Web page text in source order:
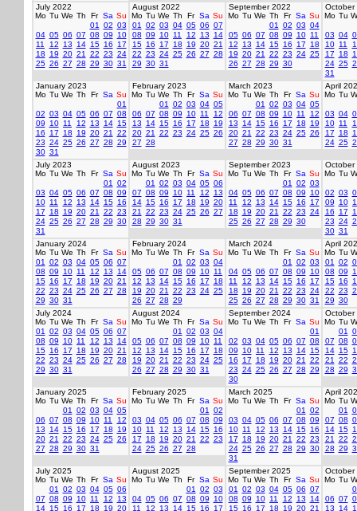
July 2022
Mo Tu We Th Fr Sa Su
01
02 03
04 05 06 07 08 09
10
11
12 13 14 15 16
17
18
19 20 21 22 23 24
25 26 27 28 29 30 31
August 2022
Mo Tu We Th Fr Sa Su
01
02 03 04 05 06 07
08 09 10 11 12 13
14
15 16 17 18 19 20 21
22 23 24 25 26 27 28
29 30 31
September 2022
Mo Tu We Th Fr Sa Su
01
02 03 04
05 06 07 08 09 10 11
12
13 14 15 16 17
18
19 20 21 22 23 24 25
26 27 28 29 30
October
Mo Tu
03 04
10 11
17
18
24 25
31
January 2023
Mo Tu We Th Fr Sa Su
01
02 03 04 05 06 07 08
09
10 11 12 13 14 15
16
17 18 19 20 21
22
23 24 25 26 27 28 29
30 31
February 2023
Mo Tu We Th Fr Sa Su
01
02 03 04 05
06 07 08 09 10 11
12
13
14 15 16 17 18
19
20 21 22 23 24 25 26
27 28
March 2023
Mo Tu We Th Fr Sa Su
01
02 03 04 05
06 07 08 09 10 11
12
13
14 15 16 17 18
19
20 21 22 23 24 25 26
27 28 29 30 31
April
Mo Tu
03 04
10 11
17
18
24 25
July 2023
Mo Tu We Th Fr Sa Su
01
02
03 04 05 06 07 08 09
10 11 12 13 14 15 16
17
18 19 20 21 22 23
24 25 26 27 28 29 30
31
August 2023
Mo Tu We Th Fr Sa Su
01
02 03 04 05 06
07 08 09 10 11 12
13
14 15 16 17 18 19 20
21
22 23 24 25 26 27
28 29 30 31
September 2023
Mo Tu We Th Fr Sa Su
01
02 03
04 05 06 07 08 09
10
11
12 13 14 15 16
17
18
19 20 21 22 23 24
25 26 27 28 29 30
October
Mo Tu
02 03
09
10
16
17
23 24
30 31
January 2024
Mo Tu We Th Fr Sa Su
01
02 03 04 05 06 07
08 09 10 11 12 13
14
15 16 17 18 19 20 21
22 23 24 25 26 27 28
29 30 31
February 2024
Mo Tu We Th Fr Sa Su
01
02 03 04
05 06 07 08 09 10 11
12
13 14 15 16 17
18
19 20 21 22 23 24 25
26 27 28 29
March 2024
Mo Tu We Th Fr Sa Su
01
02 03
04 05 06 07 08 09
10
11
12 13 14 15 16
17
18
19 20 21 22 23 24
25 26 27 28 29 30 31
April
Mo Tu
01
02
08 09
15 16
22 23
29 30
July 2024
Mo Tu We Th Fr Sa Su
01
02 03 04 05 06 07
08 09 10 11 12 13
14
15 16 17 18 19 20 21
22 23 24 25 26 27 28
29 30 31
August 2024
Mo Tu We Th Fr Sa Su
01
02 03 04
05 06 07 08 09 10 11
12
13 14 15 16 17
18
19 20 21 22 23 24 25
26 27 28 29 30 31
September 2024
Mo Tu We Th Fr Sa Su
01
02 03 04 05 06 07 08
09
10 11 12 13 14 15
16
17 18 19 20 21
22
23 24 25 26 27 28 29
30
October
Mo Tu
01
07 08
14 15
21
22
28 29
January 2025
Mo Tu We Th Fr Sa Su
01
02 03 04 05
06 07 08 09 10 11
12
13
14 15 16 17 18
19
20 21 22 23 24 25 26
27 28 29 30 31
February 2025
Mo Tu We Th Fr Sa Su
01
02
03 04 05 06 07 08 09
10 11 12 13 14 15 16
17
18 19 20 21 22 23
24 25 26 27 28
March 2025
Mo Tu We Th Fr Sa Su
01
02
03 04 05 06 07 08 09
10 11 12 13 14 15 16
17
18 19 20 21 22 23
24 25 26 27 28 29 30
31
April
Mo Tu
01
07 08
14 15
21
22
28 29
July 2025
Mo Tu We Th Fr Sa Su
01
02 03 04 05 06
07 08 09 10 11 12
13
14 15 16 17 18 19 20
August 2025
Mo Tu We Th Fr Sa Su
01
02 03
04 05 06 07 08 09
10
11
12 13 14 15 16 17
September 2025
Mo Tu We Th Fr Sa Su
01
02 03 04 05 06 07
08 09 10 11 12 13
14
15 16 17 18 19 20 21
October
Mo Tu
06 07
13
14